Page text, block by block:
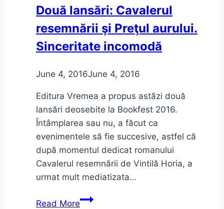
în
Timişoara:
November
Notes
Social
Media
Două lansări: Cavalerul
resemnării şi Preţul aurului.
Sinceritate incomodă
June 4, 2016June 4, 2016
Editura Vremea a propus astăzi două
lansări deosebite la Bookfest 2016.
Întâmplarea sau nu, a făcut ca
evenimentele să fie succesive, astfel că
după momentul dedicat romanului
Cavalerul resemnării de Vintilă Horia, a
urmat mult mediatizata…
Read MoreDouă